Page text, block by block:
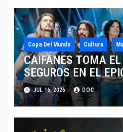
Copa Del Mundo Cultura
CAIFANES TOMA
SEGUROS EN EL
IDENTIDAD
JUL 16, 2026 DOC